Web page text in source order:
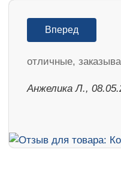
Вперед
отличные,
Анжелика Л.,